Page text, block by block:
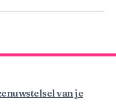
van je